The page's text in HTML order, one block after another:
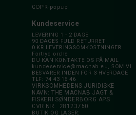
GDPR-popup
Kundeservice
LEVERING 1 - 2 DAGE
90 DAGES FULD RETURRET
0 KR LEVERINGSOMKOSTNINGER
Fortryd ordre
DU KAN KONTAKTE OS PÅ MAIL
kundeservice@macnab.eu, SOM VI
BESVARER INDEN FOR 3 HVERDAGE
TLF: 74 43 16 46
VIRKSOMHEDENS JURIDISKE
NAVN: THE MACNAB JAGT &
FISKERI SØNDERBORG APS
CVR NR.: 28123760
BUTIK OG LAGER: